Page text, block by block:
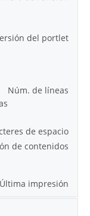
del portlet
Núm. de líneas
de espacio
de contenidos
Última impresión